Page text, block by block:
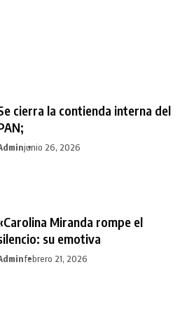
cierra la contienda interna del
junio 26, 2026
Miranda rompe el
su emotiva
febrero 21, 2026